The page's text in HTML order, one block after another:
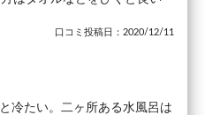
口コミ投稿日：2020/12/11
冷たい。二ヶ所ある水風呂は